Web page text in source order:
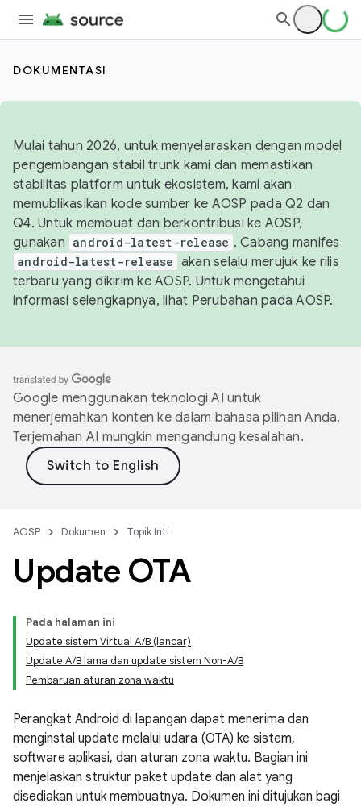
DOKUMENTASI
Mulai tahun 2026, untuk menyelaraskan dengan model
pengembangan stabil trunk kami dan memastikan
stabilitas platform untuk ekosistem, kami akan
memublikasikan kode sumber ke AOSP pada Q2 dan
Q4. Untuk membuat dan berkontribusi ke AOSP,
gunakan android-latest-release . Cabang manifes
android-latest-release akan selalu merujuk ke rilis
terbaru yang dikirim ke AOSP. Untuk mengetahui
informasi selengkapnya, lihat Perubahan pada AOSP.
Google menggunakan teknologi AI untuk
menerjemahkan konten ke dalam bahasa pilihan Anda.
Terjemahan AI mungkin mengandung kesalahan.
AOSP Dokumen Topik Inti
Update OTA
Pada halaman ini
Update sistem Virtual A/B (lancar)
Update A/B lama dan update sistem Non-A/B
Pembaruan aturan zona waktu
Perangkat Android di lapangan dapat menerima dan
menginstal update melalui udara (OTA) ke sistem,
software aplikasi, dan aturan zona waktu. Bagian ini
menjelaskan struktur paket update dan alat yang
disediakan untuk membuatnya. Dokumen ini ditujukan bagi